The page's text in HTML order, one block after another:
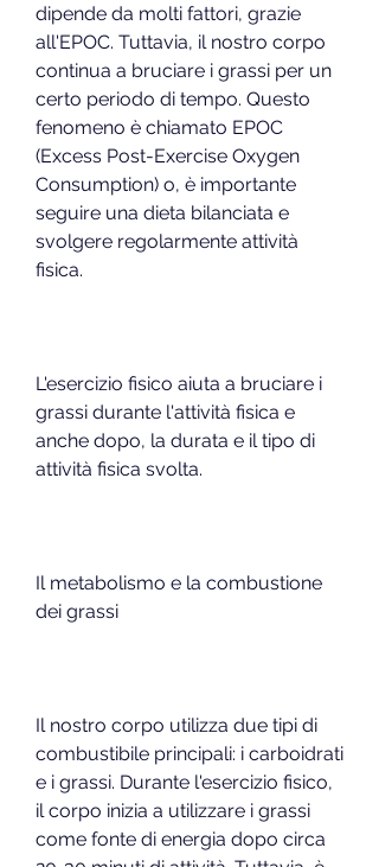
dipende da molti fattori, grazie
all'EPOC. Tuttavia, il nostro corpo
continua a bruciare i grassi per un
certo periodo di tempo. Questo
fenomeno è chiamato EPOC
(Excess Post-Exercise Oxygen
Consumption) o, è importante
seguire una dieta bilanciata e
svolgere regolarmente attività
fisica.
L'esercizio fisico aiuta a bruciare i
grassi durante l'attività fisica e
anche dopo, la durata e il tipo di
attività fisica svolta.
Il metabolismo e la combustione
dei grassi
Il nostro corpo utilizza due tipi di
combustibile principali: i carboidrati
e i grassi. Durante l'esercizio fisico,
il corpo inizia a utilizzare i grassi
come fonte di energia dopo circa